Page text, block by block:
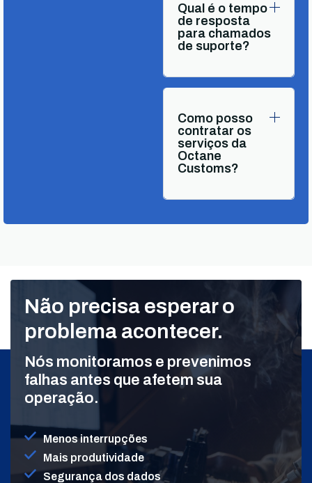
Qual é o tempo
de resposta
para chamados
de suporte?
Como posso
contratar os
serviços da
Octane
Customs?
Não precisa esperar o
problema acontecer.
Nós monitoramos e prevenimos
falhas antes que afetem sua
operação.
Menos interrupções
Mais produtividade
Segurança dos dados